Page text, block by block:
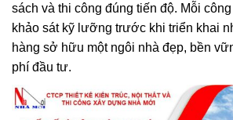
sách và thi công đúng tiến độ. Mỗi
khảo sát kỹ lưỡng trước khi triển khai
hàng sở hữu một ngôi nhà đẹp, bền
phí đầu tư.